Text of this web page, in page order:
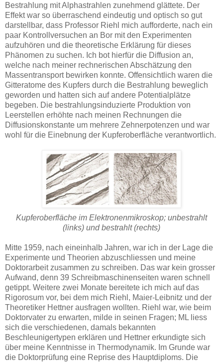
Bestrahlung mit Alphastrahlen zunehmend glättete. Der
Effekt war so überraschend eindeutig und optisch so gut
darstellbar, dass Professor Riehl mich aufforderte, nach ein
paar Kontrollversuchen an Bor mit den Experimenten
aufzuhören und die theoretische Erklärung für dieses
Phänomen zu suchen. Ich bot hierfür die Diffusion an,
welche nach meiner rechnerischen Abschätzung den
Massentransport bewirken konnte. Offensichtlich waren die
Gitteratome des Kupfers durch die Bestrahlung beweglich
geworden und hatten sich auf andere Potentialplätze
begeben. Die bestrahlungsinduzierte Produktion von
Leerstellen erhöhte nach meinen Rechnungen die
Diffusionskonstante um mehrere Zehnerpotenzen und war
wohl für die Einebnung der Kupferoberfläche verantwortlich.
Kupferoberfläche im Elektronenmikroskop; unbestrahlt
(links) und bestrahlt (rechts)
Mitte 1959, nach eineinhalb Jahren, war ich in der Lage die
Experimente und Theorien abzuschliessen und meine
Doktorarbeit zusammen zu schreiben. Das war kein grosser
Aufwand, denn 39 Schreibmaschinenseiten waren schnell
getippt. Weitere zwei Monate bereitete ich mich auf das
Rigorosum vor, bei dem mich Riehl, Maier-Leibnitz und der
Theoretiker Hettner ausfragen wollten. Riehl war, wie beim
Doktorvater zu erwarten, milde in seinen Fragen; ML liess
sich die verschiedenen, damals bekannten
Beschleunigertypen erklären und Hettner erkundigte sich
über meine Kenntnisse in Thermodynamik. Im Grunde war
die Doktorprüfung eine Reprise des Hauptdiploms. Die